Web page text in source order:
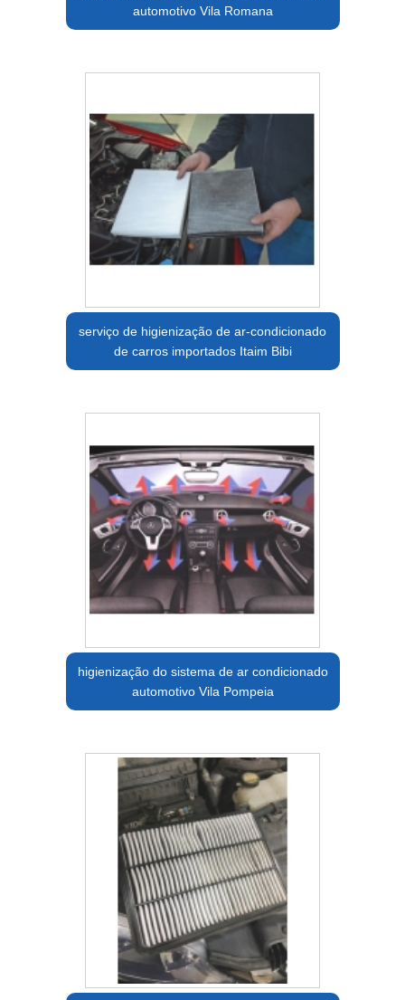
automotivo Vila Romana
serviço de higienização de ar-condicionado
de carros importados Itaim Bibi
higienização do sistema de ar condicionado
automotivo Vila Pompeia